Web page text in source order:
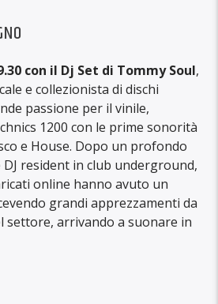
con il Dj Set di Tommy Soul,
e collezionista di dischi
passione per il vinile,
1200 con le prime sonorità
e House. Dopo un profondo
resident in club underground,
online hanno avuto un
grandi apprezzamenti da
settore, arrivando a suonare in